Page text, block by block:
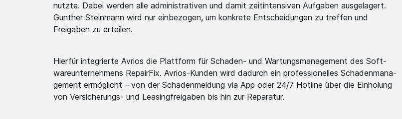
nutzte. Dabei werden alle admini­strati­ven und damit zeitin­tensiv­en Aufgaben ausgel­agert.
Gunther Steinmann wird nur einbez­ogen, um konkrete Entsch­eidung­en zu treffen und
Freigaben zu erteilen.
Hierfür integr­ierte Avrios die Plattform für Schaden- und Wartun­gsmana­gement­ des Soft­
ware­untern­ehmens­ RepairFix. Avrios-Kunden wird dadurch ein profes­sionel­les Schaden­mana­
gement ermögl­icht – von der Schade­nmeldu­ng via App oder 24/7 Hotline über die Einholung
von Versic­herung­s- und Leasin­gfreig­aben bis hin zur Reparatur.